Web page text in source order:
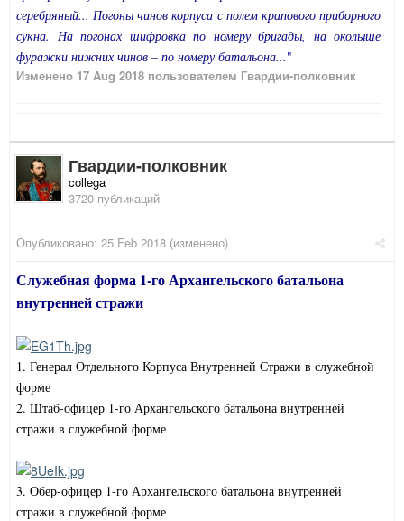
серебряный... Погоны чинов корпуса с полем крапового приборного
сукна. На погонах шифровка по номеру бригады, на околыше
фуражки нижних чинов – по номеру батальона..."
Изменено 17 Aug 2018 пользователем Гвардии-полковник
Гвардии-полковник
collega
3720 публикаций
Опубликовано: 25 Feb 2018 (изменено)
Служебная форма 1-го Архангельского батальона
внутренней стражи
1. Генерал Отдельного Корпуса Внутренней Стражи в служебной
форме
2. Штаб-офицер 1-го Архангельского батальона внутренней
стражи в служебной форме
3. Обер-офицер 1-го Архангельского батальона внутренней
стражи в служебной форме